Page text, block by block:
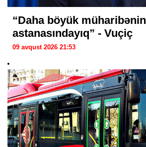
“Daha böyük müharibənin
astanasındayıq” - Vuçiç
09 avqust 2026 21:53